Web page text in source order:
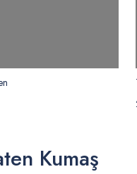
Kumaş